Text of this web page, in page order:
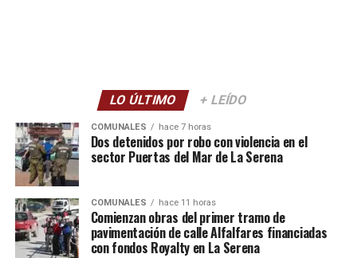
LO ÚLTIMO + LEÍDO
COMUNALES hace 7 horas
Dos detenidos por robo con violencia en el
sector Puertas del Mar de La Serena
COMUNALES hace 11 horas
Comienzan obras del primer tramo de
pavimentación de calle Alfalfares financiadas
con fondos Royalty en La Serena